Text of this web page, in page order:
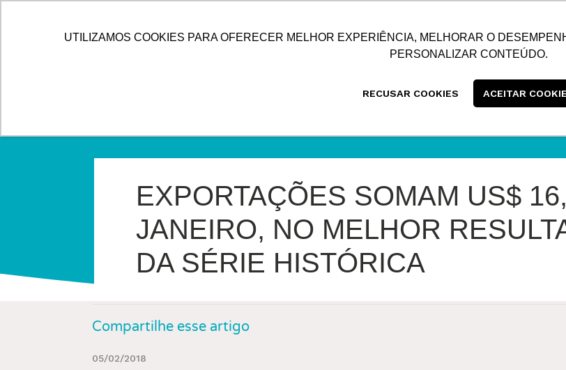
UTILIZAMOS COOKIES PARA OFERECER MELHOR EXPERIÊNCIA, MELHORAR O
PERSONALIZAR CONTEÚDO.
RECUSAR COOKIES ACEITAR
HOME ALLOG SOLUÇÕES SUSTENTABILIDADE BLOG CONTATO
EXPORTAÇÕES SOMAM US$
JANEIRO, NO MELHOR
DA SÉRIE HISTÓRICA
Compartilhe esse artigo
05/02/2018